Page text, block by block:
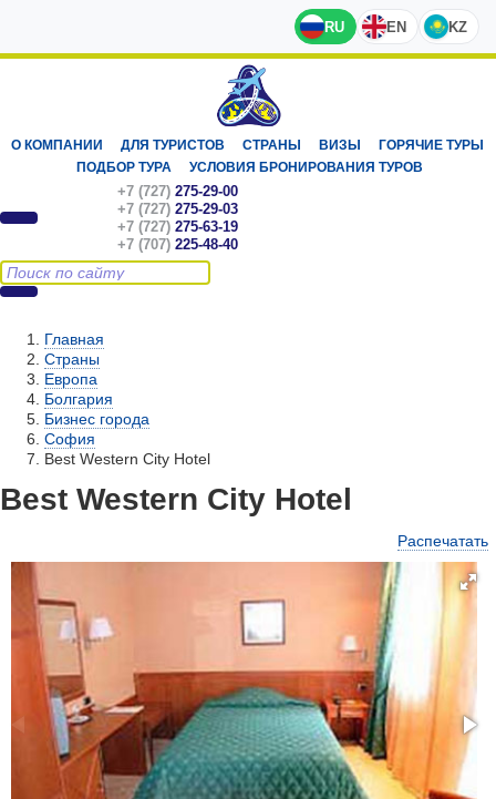
RU EN KZ
О КОМПАНИИ ДЛЯ ТУРИСТОВ СТРАНЫ ВИЗЫ
ГОРЯЧИЕ ТУРЫ
ПОДБОР ТУРА
УСЛОВИЯ БРОНИРОВАНИЯ ТУРОВ
+7 (727) 275-29-00
+7 (727) 275-29-03
+7 (727) 275-63-19
+7 (707) 225-48-40
Главная
Страны
Европа
Болгария
Бизнес города
София
Best Western City Hotel
Best Western City Hotel
Распечатать